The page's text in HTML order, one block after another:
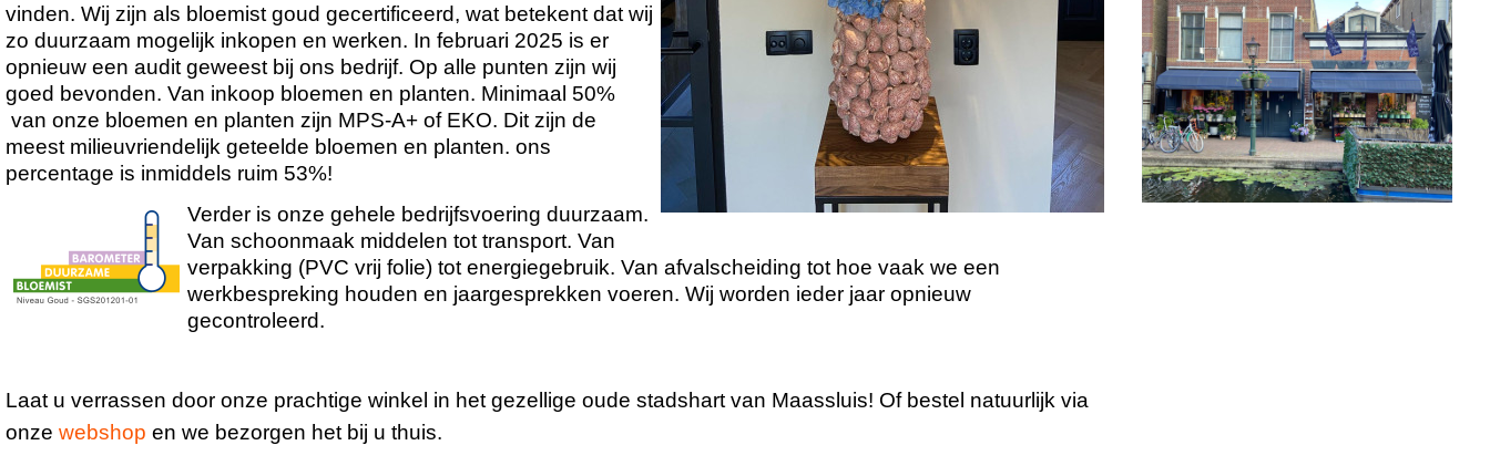
vinden. Wij zijn als bloemist goud gecertificeerd, wat betekent dat wij
zo duurzaam mogelijk inkopen en werken. In februari 2025 is er
opnieuw een audit geweest bij ons bedrijf. Op alle punten zijn wij
goed bevonden. Van inkoop bloemen en planten. Minimaal 50%
van onze bloemen en planten zijn MPS-A+ of EKO. Dit zijn de
meest milieuvriendelijk geteelde bloemen en planten. ons
percentage is inmiddels ruim 53%!
Verder is onze gehele bedrijfsvoering duurzaam.
Van schoonmaak middelen tot transport. Van
verpakking (PVC vrij folie) tot energiegebruik. Van afvalscheiding tot hoe vaak we een
werkbespreking houden en jaargesprekken voeren. Wij worden ieder jaar opnieuw
gecontroleerd.
Laat u verrassen door onze prachtige winkel in het gezellige oude stadshart van Maassluis! Of bestel natuurlijk via
onze webshop en we bezorgen het bij u thuis.